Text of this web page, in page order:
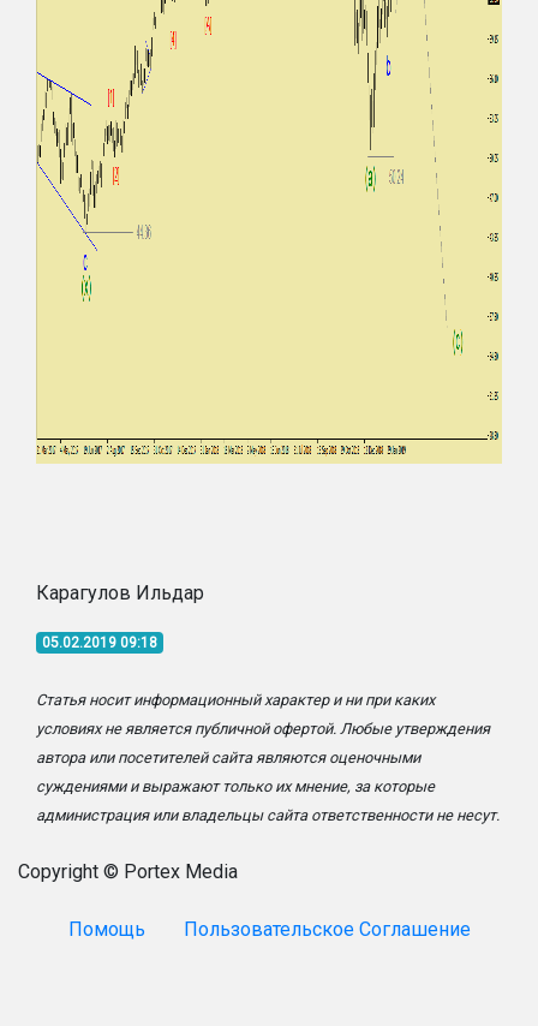
Карагулов Ильдар
05.02.2019 09:18
Статья носит информационный характер и ни при каких
условиях не является публичной офертой. Любые утверждения
автора или посетителей сайта являются оценочными
суждениями и выражают только их мнение, за которые
администрация или владельцы сайта ответственности не несут.
Copyright © Portex Media
Помощь Пользовательское Соглашение